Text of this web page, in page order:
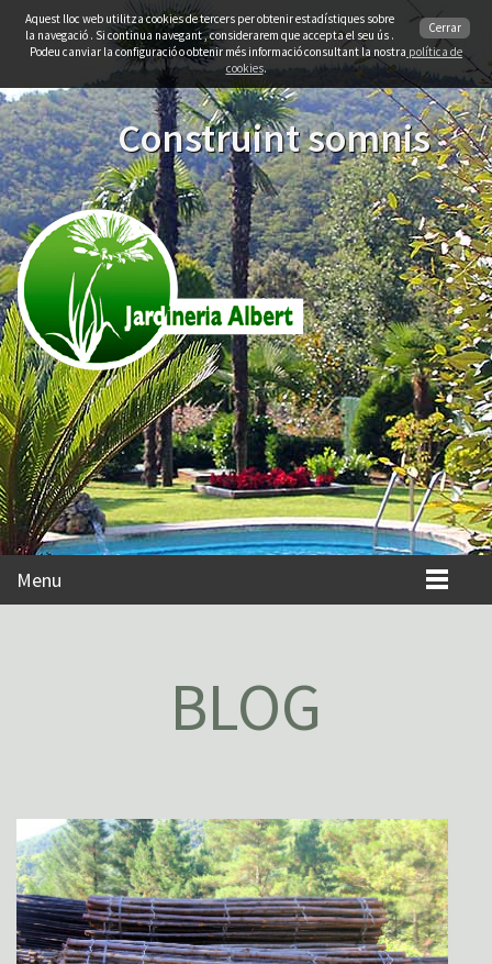
Construint somnis
Menu
BLOG
Cerrar
Aquest lloc web utilitza cookies de tercers per obtenir estadístiques sobre
la navegació . Si continua navegant , considerarem que accepta el seu ús .
Podeu canviar la configuració o obtenir més informació consultant la nostra política de
cookies.